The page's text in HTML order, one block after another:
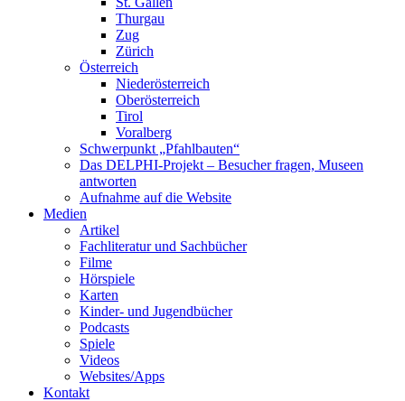
Thurgau
Zug
Zürich
Österreich
Niederösterreich
Oberösterreich
Tirol
Voralberg
Schwerpunkt „Pfahlbauten“
Das DELPHI-Projekt – Besucher fragen, Museen
antworten
Aufnahme auf die Website
Medien
Artikel
Fachliteratur und Sachbücher
Filme
Hörspiele
Karten
Kinder- und Jugendbücher
Podcasts
Spiele
Videos
Websites/Apps
Kontakt